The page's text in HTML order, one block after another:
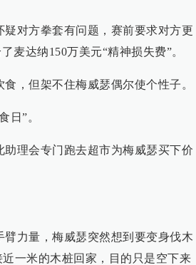
对方拳套有问题，赛前要求对方更
麦达纳150万美元“精神损失费”。
但架不住梅威瑟偶尔使个性子。
”。
理会专门跑去超市为梅威瑟买下价
力量，梅威瑟突然想到要变身伐木
一米的木桩回家，目的只是空下来